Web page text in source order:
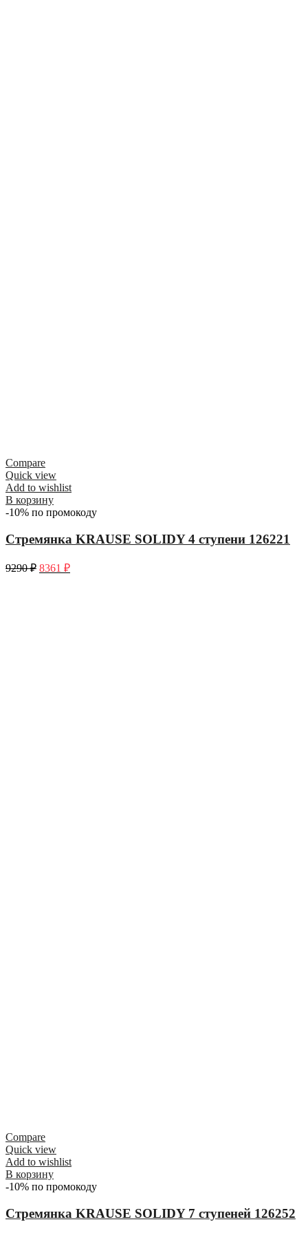
Compare
Quick view
Add to wishlist
В корзину
-10% по промокоду
Стремянка KRAUSE SOLIDY 4 ступени 126221
9290₽ 8361 ₽
Compare
Quick view
Add to wishlist
В корзину
-10% по промокоду
Стремянка KRAUSE SOLIDY 7 ступеней 126252